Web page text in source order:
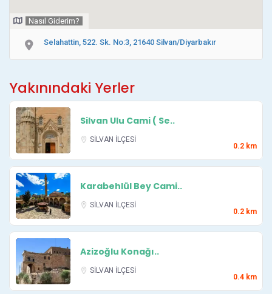
Nasıl Giderim?
Selahattin, 522. Sk. No:3, 21640 Silvan/Diyarbakır
Yakınındaki Yerler
Silvan Ulu Cami ( Se..
SİLVAN İLÇESİ
0.2 km
Karabehlül Bey Cami..
SİLVAN İLÇESİ
0.2 km
Azizoğlu Konağı..
SİLVAN İLÇESİ
0.4 km